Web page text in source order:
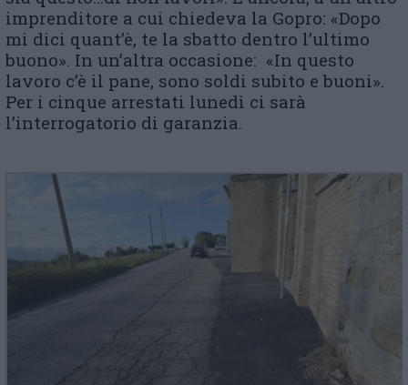
imprenditore a cui chiedeva la Gopro: «Dopo
mi dici quant’è, te la sbatto dentro l’ultimo
buono». In un’altra occasione: «In questo
lavoro c’è il pane, sono soldi subito e buoni».
Per i cinque arrestati lunedì ci sarà
l’interrogatorio di garanzia.